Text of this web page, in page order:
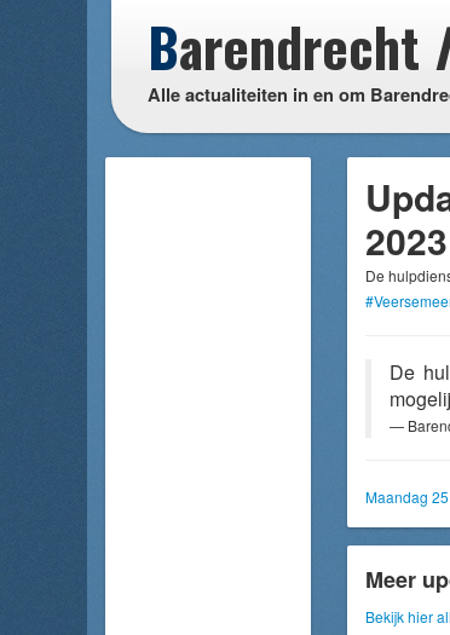
Barendrecht
Alle actualiteiten in en om
De
De
—
Maandag
Meer
Bekijk hier